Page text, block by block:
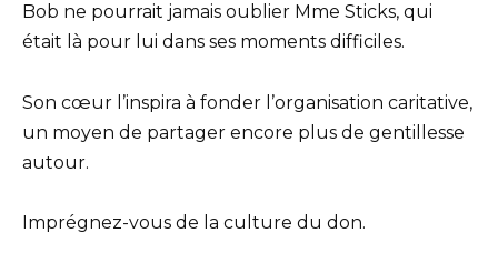
Bob ne pourrait jamais oublier Mme Sticks, qui
était là pour lui dans ses moments difficiles.
Son cœur l’inspira à fonder l’organisation caritative,
un moyen de partager encore plus de gentillesse
autour.
Imprégnez-vous de la culture du don.